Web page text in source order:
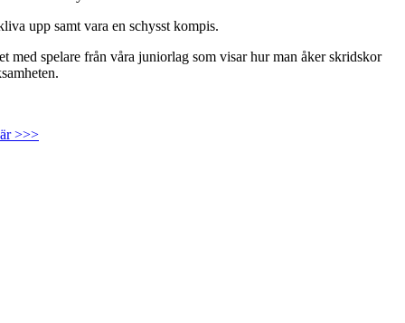
upp samt vara en schysst kompis.
med spelare från våra juniorlag som visar hur man åker skridskor
>>>